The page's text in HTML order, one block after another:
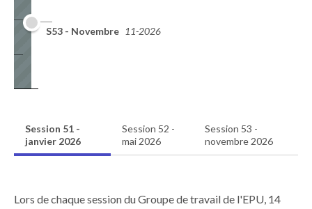
S53 - Novembre 11-2026
Session 51 -
janvier 2026
Session 52 -
mai 2026
Session 53 -
novembre 2026
Lors de chaque session du Groupe de travail de l'EPU, 14